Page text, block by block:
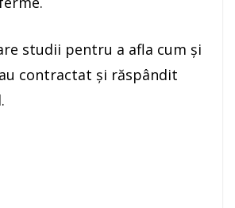
studii pentru a afla cum şi
contractat şi răspândit